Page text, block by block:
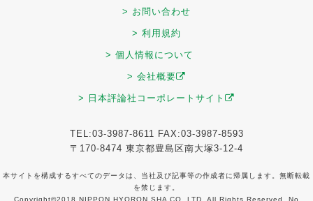
> お問い合わせ
> 利用規約
> 個人情報について
> 会社概要
> 日本評論社コーポレートサイト
TEL:03-3987-8611 FAX:03-3987-8593
〒170-8474 東京都豊島区南大塚3-12-4
本サイトを構成するすべてのデータは、当社及び記事等の作成者に帰属します。無断転載
を禁じます。
Copyright©2018 NIPPON HYORON SHA CO.,LTD. All Rights Reserved. No